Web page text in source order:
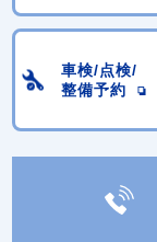
車検/点検/
整備予約